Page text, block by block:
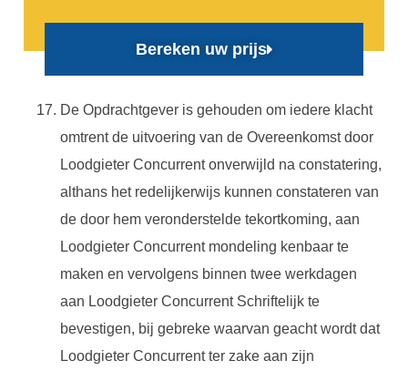
Bereken uw prijs
De Opdrachtgever is gehouden om iedere klacht
omtrent de uitvoering van de Overeenkomst door
Loodgieter Concurrent onverwijld na constatering,
althans het redelijkerwijs kunnen constateren van
de door hem veronderstelde tekortkoming, aan
Loodgieter Concurrent mondeling kenbaar te
maken en vervolgens binnen twee werkdagen
aan Loodgieter Concurrent Schriftelijk te
bevestigen, bij gebreke waarvan geacht wordt dat
Loodgieter Concurrent ter zake aan zijn